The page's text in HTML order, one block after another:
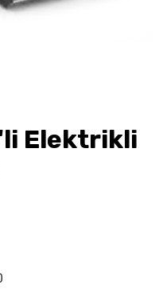
Elektrikli